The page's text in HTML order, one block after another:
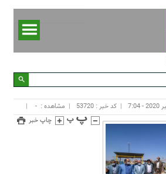
کد خبر : 53720 مشاهده : -
چاپ خبر